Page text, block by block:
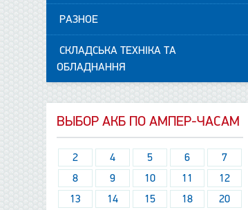
РАЗНОЕ
СКЛАДСЬКА ТЕХНІКА ТА
ОБЛАДНАННЯ
ВЫБОР АКБ ПО АМПЕР-ЧАСАМ
2 4 5 6
7
8
9 10 11
12
13
14 15 18
20